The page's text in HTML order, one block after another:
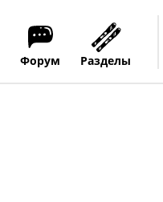
Форум Разделы